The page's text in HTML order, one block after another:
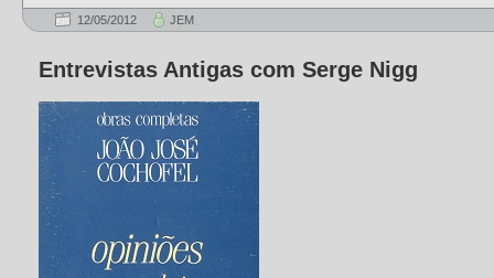
12/05/2012 JEM
Entrevistas Antigas com Serge Nigg